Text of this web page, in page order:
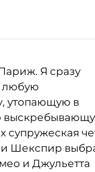
Я сразу
любую
утопающую в
супружеская
и Шекспир
и Джульетта